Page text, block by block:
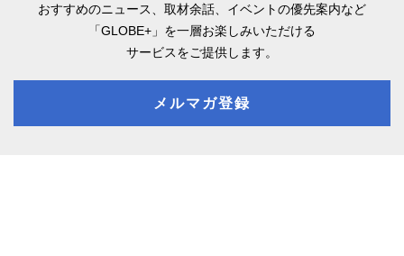
おすすめのニュース、取材余話、 イベントの優先案内など
「GLOBE+」を一層お楽しみいただける
サービスをご提供します。
メルマガ登録